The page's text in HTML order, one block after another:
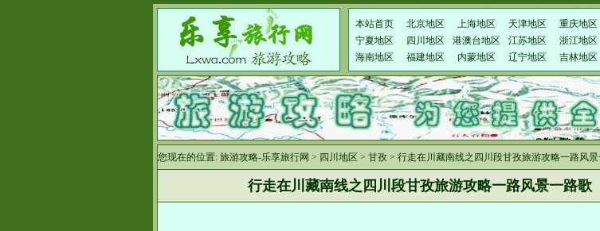
本站首页 北京地区 上海地区 天津地区 重庆地区
宁夏地区
四川地区 港澳台地区 江苏地区 浙江地区
海南地区
福建地区 内蒙地区 辽宁地区 吉林地区
您现在的位置: 旅游攻略-乐享旅行网 > 四川地区 > 甘孜 > 行走在川藏南线之四川段甘孜旅游攻略一路风景
行走在川藏南线之四川段甘孜旅游攻略一路风景一路歌